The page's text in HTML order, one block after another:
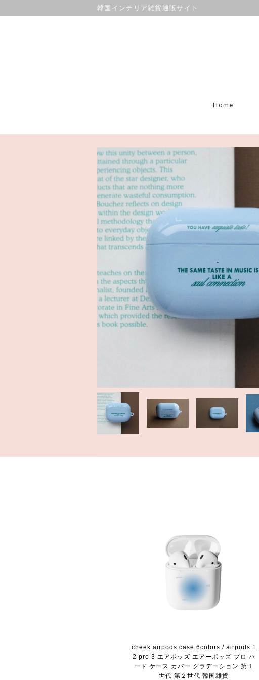
韓国インテリア雑貨通販サイト
Home
cheek airpods case 6colors / airpods 1
2 pro 3 エアポッズ エアーポッズ プロ ハ
ード ケース カバー グラデーション 第１
世代 第２世代 韓国雑貨